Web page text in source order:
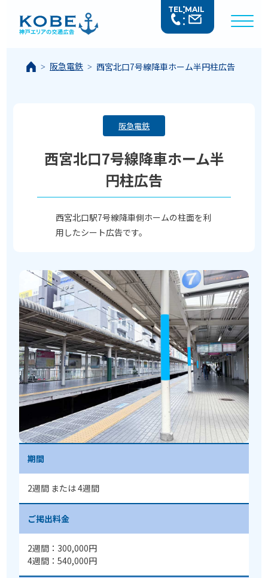
TEL MAIL
阪急電鉄 西宮北口7号線降車ホーム半円柱広告
阪急電鉄
西宮北口7号線降車ホーム半
円柱広告
西宮北口駅7号線降車側ホームの柱面を利
用したシート広告です。
期間
2週間 または 4週間
ご掲出料金
2週間：300,000円
4週間：540,000円